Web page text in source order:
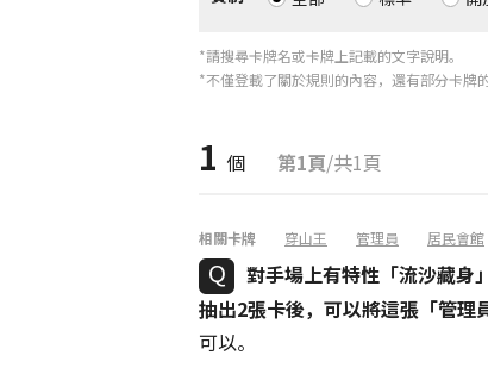
*請搜尋卡牌名或卡牌上記載的文字說明。
*不僅登載了關於規則的內容，還有部分卡牌
1 個 第1頁/共1頁
相關卡牌 穿山王 管理員 居民會館
對手場上有特性「流沙藏身
抽出2張卡後，可以將這張「管理
可以。